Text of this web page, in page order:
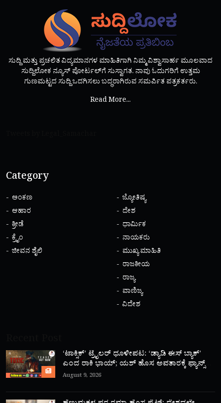
ಸುದ್ದಿ ಮತ್ತು ಪ್ರಚಲಿತ ವಿದ್ಯಮಾನಗಳ ಮಾಹಿತಿಗಾಗಿ ನಿಮ್ಮ ವಿಶ್ವಾಸಾರ್ಹ ಮೂಲವಾದ
ಸುದ್ದಿಲೋಕ ನ್ಯೂಸ್ ಪೋರ್ಟಲ್‌ಗೆ ಸುಸ್ವಾಗತ. ನಾವು ಓದುಗರಿಗೆ ಉತ್ತಮ
ಗುಣಮಟ್ಟದ ಸುದ್ದಿ ಒದಗಿಸಲು ಬದ್ಧರಾಗಿರುವ ಸಮರ್ಪಿತ ಪತ್ರಕರ್ತರು.
Read More...
Category
ಅಂಕಣ
ಆಹಾರ
ಕ್ರೀಡೆ
ಕ್ರೈಂ
ಜೀವನ ಶೈಲಿ
ಜ್ಯೋತಿಷ್ಯ
ದೇಶ
ಧಾರ್ಮಿಕ
ನಾಯಕರು
ಮುಖ್ಯ ಮಾಹಿತಿ
ರಾಜಕೀಯ
ರಾಜ್ಯ
ವಾಣಿಜ್ಯ
ವಿದೇಶ
‘ಟಾಕ್ಸಿಕ್’ ಟ್ರೈಲರ್ ಧೂಳೀಪಟ: ‘ಡ್ಯಾಡಿ ಈಸ್ ಬ್ಯಾಕ್’
ಎಂದ ರಾಕಿ ಭಾಯ್; ಯಶ್ ಹೊಸ ಅವತಾರಕ್ಕೆ ಫ್ಯಾನ್ಸ್
ಫಿದಾ!
August 9, 2026